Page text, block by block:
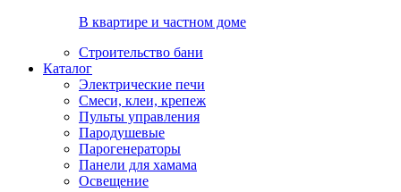
В квартире и частном доме
Строительство бани
Каталог
Электрические печи
Смеси, клеи, крепеж
Пульты управления
Пародушевые
Парогенераторы
Панели для хамама
Освещение